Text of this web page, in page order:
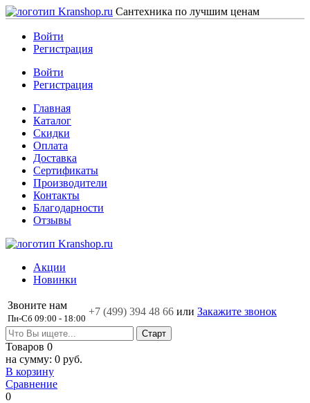
Сантехника по лучшим ценам
Войти
Регистрация
Войти
Регистрация
Главная
Каталог
Скидки
Оплата
Доставка
Сертификаты
Производители
Контакты
Благодарности
Отзывы
Акции
Новинки
Звоните нам
Пн-Сб 09:00 - 18:00
+7 (499) 394 48 66 или Закажите звонок
Товаров 0
на сумму: 0 руб.
В корзину
Сравнение
0